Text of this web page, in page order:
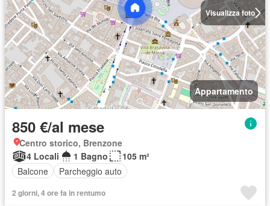
Visualizza foto
Appartamento
850 €/al mese
Centro storico, Brenzone
4 Locali
1 Bagno
105 m²
Balcone
Parcheggio auto
2 giorni, 4 ore fa in rentumo